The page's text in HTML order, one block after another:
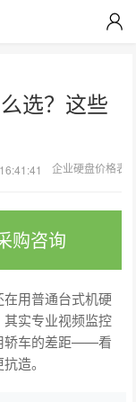
选？这些
企业硬盘价格表
购咨询
用普通台式机硬
实专业视频监控
轿车的差距——看
造。